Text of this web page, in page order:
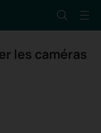
les caméras